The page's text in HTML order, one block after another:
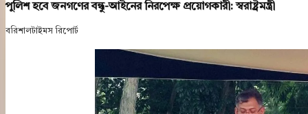
পুলিশ হবে জনগণের বন্ধু-আইনের নিরপেক্ষ প্রয়োগকারী: স্বরাষ্ট্রমন্ত্রী
বরিশালটাইমস রিপোর্ট